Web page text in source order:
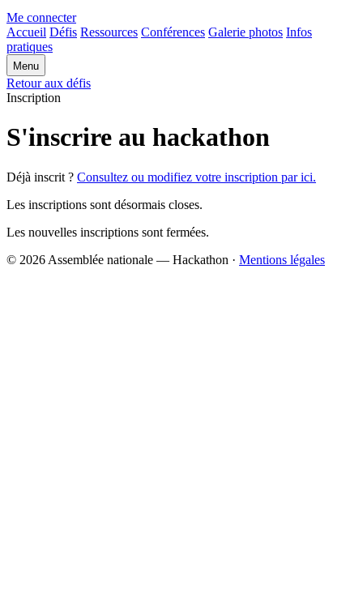
Me connecter
Accueil Défis Ressources Conférences Galerie photos Infos
pratiques
Menu
Retour aux défis
Inscription
S'inscrire au hackathon
Déjà inscrit ? Consultez ou modifiez votre inscription par ici.
Les inscriptions sont désormais closes.
Les nouvelles inscriptions sont fermées.
© 2026 Assemblée nationale — Hackathon · Mentions légales